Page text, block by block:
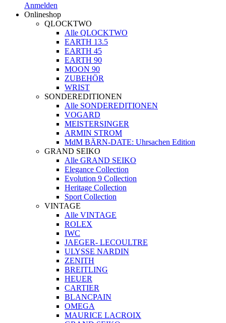
Anmelden
Onlineshop
QLOCKTWO
Alle QLOCKTWO
EARTH 13.5
EARTH 45
EARTH 90
MOON 90
ZUBEHÖR
WRIST
SONDEREDITIONEN
Alle SONDEREDITIONEN
VOGARD
MEISTERSINGER
ARMIN STROM
MdM BÄRN-DATE: Uhrsachen Edition
GRAND SEIKO
Alle GRAND SEIKO
Elegance Collection
Evolution 9 Collection
Heritage Collection
Sport Collection
VINTAGE
Alle VINTAGE
ROLEX
IWC
JAEGER- LECOULTRE
ULYSSE NARDIN
ZENITH
BREITLING
HEUER
CARTIER
BLANCPAIN
OMEGA
MAURICE LACROIX